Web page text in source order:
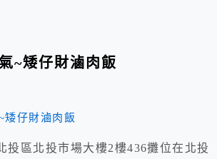
~矮仔財滷肉飯
投區北投市場大樓2樓436攤位在北投